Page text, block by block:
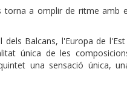
torna a omplir de ritme amb
Balcans, l'Europa de
única de les
una sensació única,